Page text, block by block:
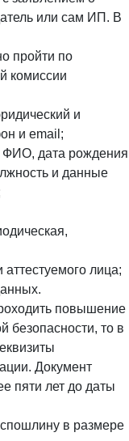
или сам ИП. В
пройти по
комиссии
и
и email;
ФИО, дата
и данные
лица;
повышение
безопасности, то в
Документ
пяти лет до даты
в размере